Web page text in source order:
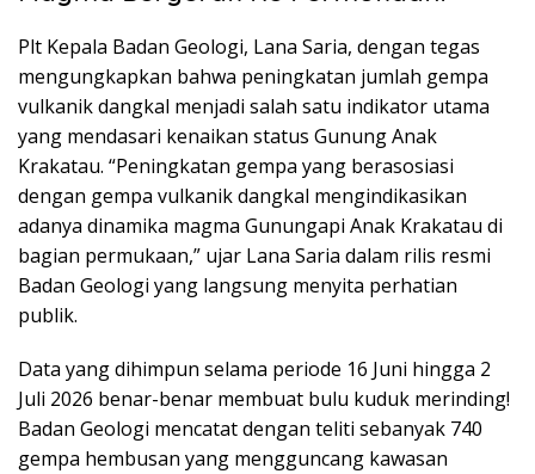
Plt Kepala Badan Geologi, Lana Saria, dengan tegas
mengungkapkan bahwa peningkatan jumlah gempa
vulkanik dangkal menjadi salah satu indikator utama
yang mendasari kenaikan status Gunung Anak
Krakatau. “Peningkatan gempa yang berasosiasi
dengan gempa vulkanik dangkal mengindikasikan
adanya dinamika magma Gunungapi Anak Krakatau di
bagian permukaan,” ujar Lana Saria dalam rilis resmi
Badan Geologi yang langsung menyita perhatian
publik.
Data yang dihimpun selama periode 16 Juni hingga 2
Juli 2026 benar-benar membuat bulu kuduk merinding!
Badan Geologi mencatat dengan teliti sebanyak 740
gempa hembusan yang mengguncang kawasan